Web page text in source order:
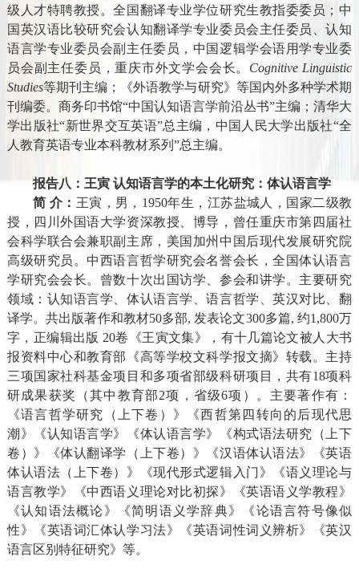
级人才特聘教授。全国翻译专业学位研究生教指委委员；中
国英汉语比较研究会认知翻译学专业委员会主任委员、认知
语言学专业委员会副主任委员，中国逻辑学会语用学专业委
员会副主任委员，重庆市外文学会会长。 Cognitive Linguistic
Studies等期刊主编；《外语教学与研究》等国内外多种学术期
刊编委。商务印书馆“中国认知语言学前沿丛书”主编；清华大
学出版社“新世界交互英语”总主编，中国人民大学出版社“全
人教育英语专业本科教材系列 ”总主编。
报告八：王寅 认知语言学的本土化研究：体认语言学
简 介： 王寅，男， 1950年生，江苏盐城人，国家二级教
授，四川外国语大学资深教授、博导，曾任重庆市第四届社
会科学联合会兼职副主席，美国加州中国后现代发展研究院
高级研究员。中西语言哲学研究会名誉会长，全国体认语言
学研究会会长。曾数十次出国访学、参会和讲学。主要研究
领域：认知语言学、体认语言学、语言哲学、英汉对比、翻
译学。共出版著作和教材50多部, 发表论文300多篇, 约1,800万
字，正编辑出版 20卷《王寅文集》，有十几篇论文被人大书
报资料中心和教育部《高等学校文科学报文摘》转载。主持
三项国家社科基金项目和多项省部级科研项目，共有18项科
研成果获奖（其中教育部2项，省级6项）。主要著作有：
《语言哲学研究（上下卷）》《西哲第四转向的后现代思
潮》《认知语言学》《体认语言学》《构式语法研究（上下
卷）》《体认翻译学（上下卷）》《汉语体认语法》《英语
体认语法（上下卷）》《现代形式逻辑入门》《语义理论与
语言教学》《中西语义理论对比初探》《英语语义学教程》
《认知语法概论》《简明语义学辞典》《论语言符号像似
性》《英语词汇体认学习法》《英语词性词义辨析》《英汉
语言区别特征研究》等。